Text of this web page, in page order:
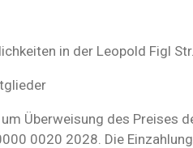
in der Leopold Figl
Überweisung des Preises
0020 2028. Die